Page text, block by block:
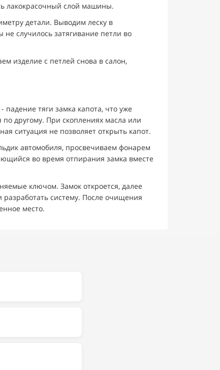
лакокрасочный слой машины.
детали. Выводим леску в
случилось затягивание петли во
изделие с петлей снова в салон,
тяги замка капота, что уже
другому. При скоплениях масла или
ситуация не позволяет открыть капот.
автомобиля, просвечиваем фонарем
во время отпирания замка вместе
ключом. Замок откроется, далее
разработать систему. После очищения
место.
гарантия